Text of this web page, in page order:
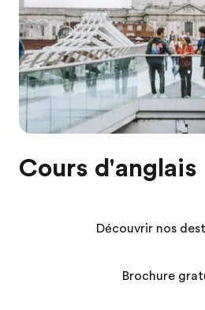
Qui sommes-nous ?
EF recrute
Rejoignez nos équipes
Cours d'anglais
Découvrir nos
Brochure